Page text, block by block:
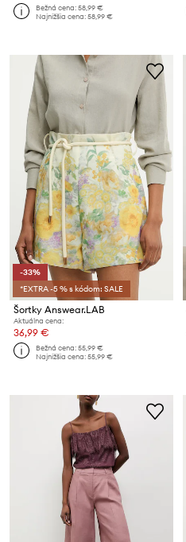
Bežná cena:58,99 €
Najnižšia cena:58,99 €
-33%
*EXTRA -5 % s kódom: SALE
Šortky Answear.LAB
Aktuálna cena:
36,99 €
Bežná cena:55,99 €
Najnižšia cena:55,99 €